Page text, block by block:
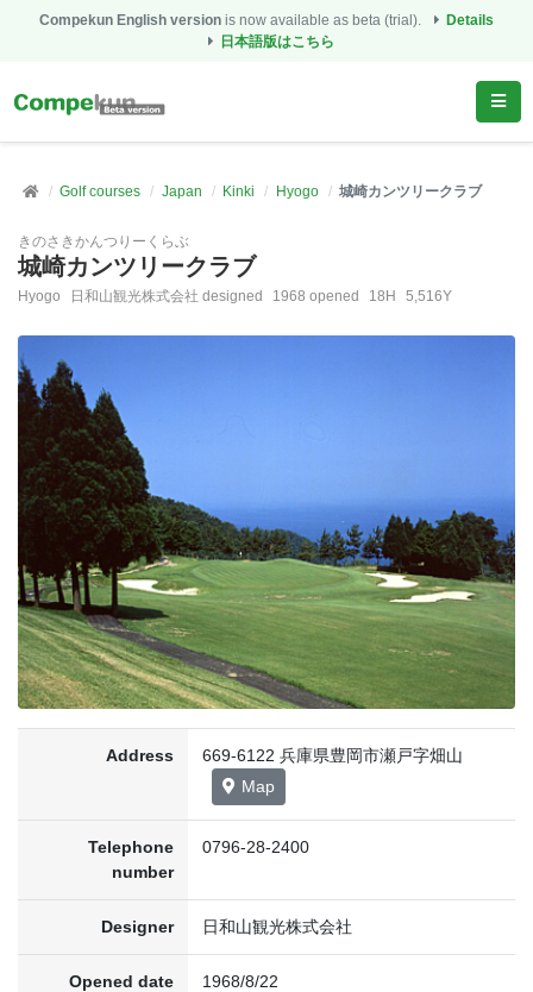
Compekun English version is now available as beta (trial).
Details
日本語版はこちら
Golf courses Japan Kinki Hyogo 城崎カンツリークラブ
きのさきかんつりーくらぶ
城崎カンツリークラブ
Hyogo 日和山観光株式会社 designed 1968 opened 18H 5,516Y
Address
669-6122 兵庫県豊岡市瀬戸字畑山
Map
Telephone
number
0796-28-2400
Designer 日和山観光株式会社
Opened date 1968/8/22